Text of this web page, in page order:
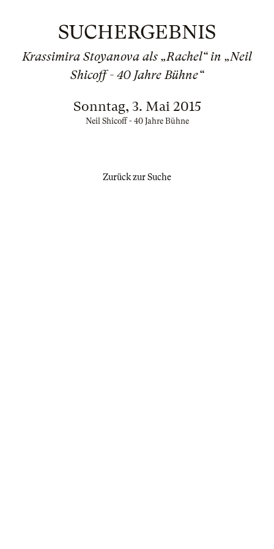
SUCHERGEBNIS
Krassimira Stoyanova als „Rachel“ in „Neil
Shicoff - 40 Jahre Bühne“
Sonntag, 3. Mai 2015
Neil Shicoff - 40 Jahre Bühne
Zurück zur Suche